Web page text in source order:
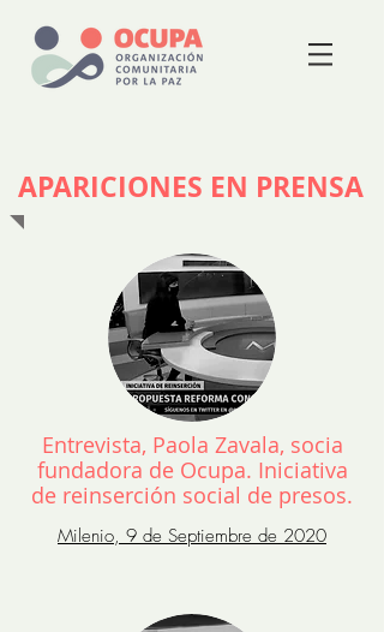
APARICIONES EN PRENSA
Entrevista, Paola Zavala, socia
fundadora de Ocupa. Iniciativa
de reinserción social de presos.
Milenio, 9 de Septiembre de 2020